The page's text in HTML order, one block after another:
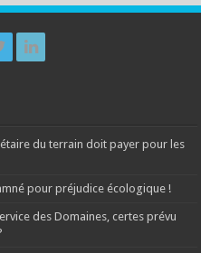
du terrain doit payer pour les
pour préjudice écologique !
des Domaines, certes prévu